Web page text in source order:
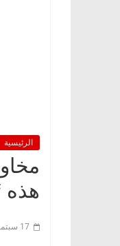
الرئيسية
هذه
17 سبتمبر، 2020